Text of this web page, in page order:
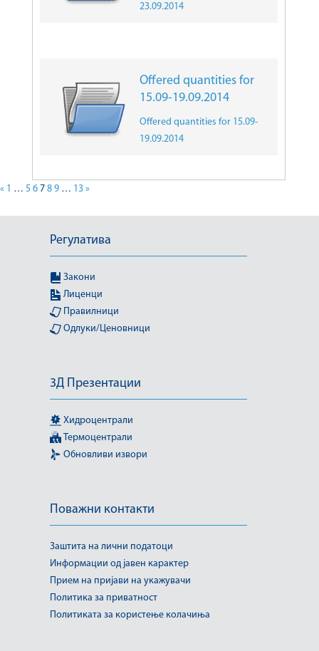
23.09.2014
Offered quantities for
15.09-19.09.2014
Offered quantities for 15.09-
19.09.2014
« 1 … 5 6 7 8 9 … 13 »
Регулатива
Закони
Лиценци
Правилници
Одлуки/Ценовници
3Д Презентации
Хидроцентрали
Термоцентрали
Обновливи извори
Поважни контакти
Заштита на лични податоци
Информации од јавен карактер
Прием на пријави на укажувачи
Политика за приватност
Политиката за користење колачиња